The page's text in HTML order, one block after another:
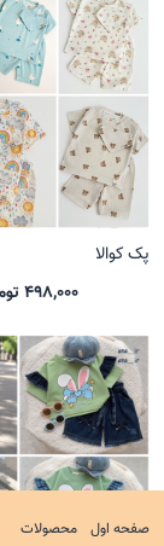
صفحه اول محصولات
پک کوالا
498,000 تومان